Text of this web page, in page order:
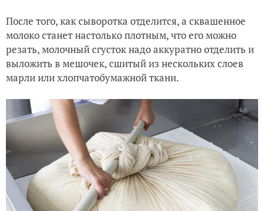
После того, как сыворотка отделится, а сквашенное
молоко станет настолько плотным, что его можно
резать, молочный сгусток надо аккуратно отделить и
выложить в мешочек, сшитый из нескольких слоев
марли или хлопчатобумажной ткани.